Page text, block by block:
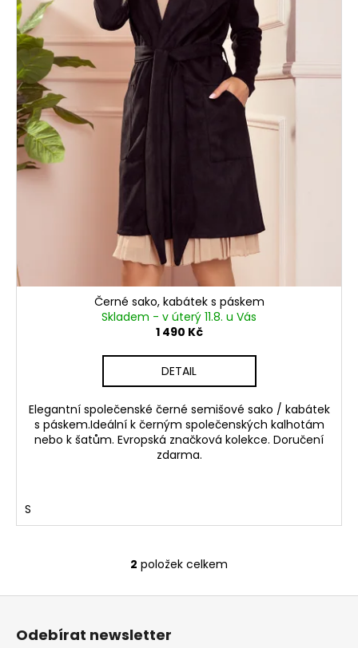
Černé sako, kabátek s páskem
Skladem - v úterý 11.8. u Vás
1 490 Kč
DETAIL
Elegantní společenské černé semišové sako / kabátek
s páskem.Ideální k černým společenských kalhotám
nebo k šatům. Evropská značková kolekce. Doručení
zdarma.
S
O
v
2 položek celkem
Odebírat newsletter